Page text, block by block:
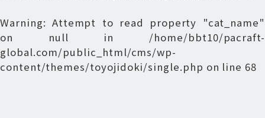
Warning: Attempt to read property "cat_name"
on null in /home/bbt10/pacraft-
global.com/public_html/cms/wp-
content/themes/toyojidoki/single.php on line 68